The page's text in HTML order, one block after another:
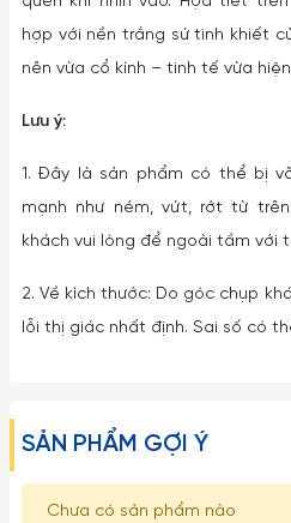
hợp với nền trắng sứ tinh khiết
nên vừa cổ kính – tinh tế vừa
Lưu ý:
1. Đây là sản phẩm có thể bị
mạnh như ném, vứt, rớt từ
khách vui lòng để ngoài tầm với
2. Về kích thước: Do góc chụp
lỗi thị giác nhất định. Sai số có
SẢN PHẨM GỢI Ý
Chưa có sản phẩm nào